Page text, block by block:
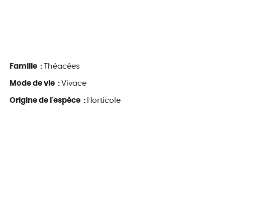
Famille : Théacées
Mode de vie : Vivace
Origine de l'espèce : Horticole